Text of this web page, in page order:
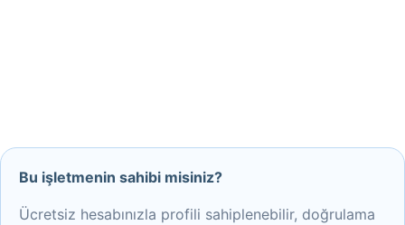
Bu işletmenin sahibi misiniz?
Ücretsiz hesabınızla profili sahiplenebilir, doğrulama